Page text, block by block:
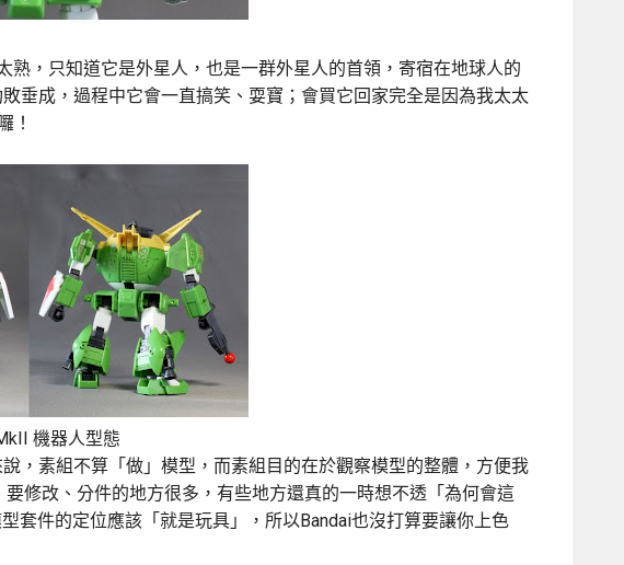
，只知道它是外星人，也是一群外星人的首領，寄宿在地球人的
垂成，過程中它會一直搞笑、耍寶；會買它回家完全是因為我太太
！
機器人型態
，素組不算「做」模型，而素組目的在於觀察模型的整體，方便我
修改、分件的地方很多，有些地方還真的一時想不透「為何會這
套件的定位應該「就是玩具」，所以Bandai也沒打算要讓你上色